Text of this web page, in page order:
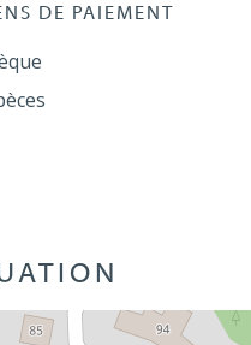
DE PAIEMENT